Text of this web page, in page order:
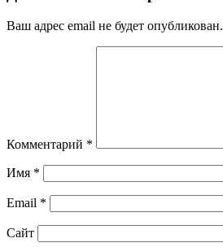
Ваш адрес email не будет опубликован.
Комментарий *
Имя *
Email *
Сайт